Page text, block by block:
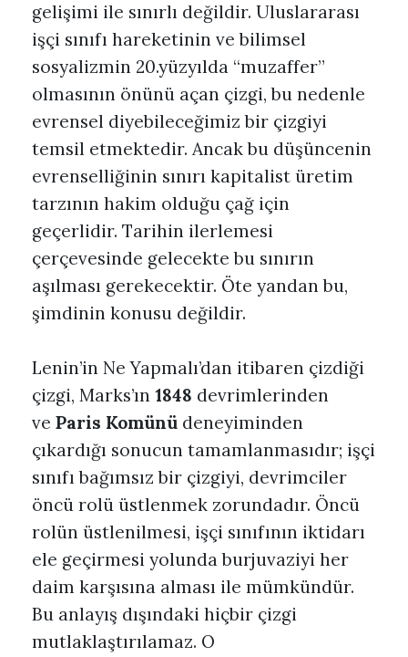
gelişimi ile sınırlı değildir. Uluslararası
işçi sınıfı hareketinin ve bilimsel
sosyalizmin 20.yüzyılda “muzaffer”
olmasının önünü açan çizgi, bu nedenle
evrensel diyebileceğimiz bir çizgiyi
temsil etmektedir. Ancak bu düşüncenin
evrenselliğinin sınırı kapitalist üretim
tarzının hakim olduğu çağ için
geçerlidir. Tarihin ilerlemesi
çerçevesinde gelecekte bu sınırın
aşılması gerekecektir. Öte yandan bu,
şimdinin konusu değildir.
Lenin’in Ne Yapmalı’dan itibaren çizdiği
çizgi, Marks’ın 1848 devrimlerinden
ve Paris Komünü deneyiminden
çıkardığı sonucun tamamlanmasıdır; işçi
sınıfı bağımsız bir çizgiyi, devrimciler
öncü rolü üstlenmek zorundadır. Öncü
rolün üstlenilmesi, işçi sınıfının iktidarı
ele geçirmesi yolunda burjuvaziyi her
daim karşısına alması ile mümkündür.
Bu anlayış dışındaki hiçbir çizgi
mutlaklaştırılamaz. O